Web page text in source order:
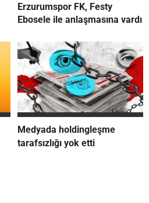
Erzurumspor FK, Festy
Ebosele ile anlaşmasına vardı
Medyada holdingleşme
tarafsızlığı yok etti